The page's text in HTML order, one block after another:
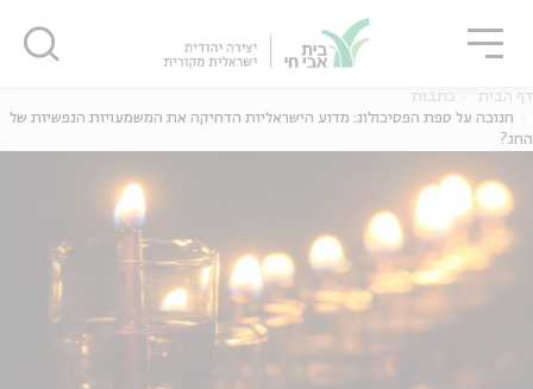
אנגלית
דף הבית
כתבות
חנוכה על ספת הפסיכולוג: מדוע הישראליות הדחיקה את המשמעויות הנפשיות של
החג?
סגור